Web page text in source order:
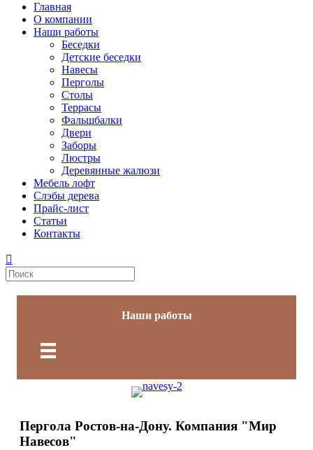
Главная
О компании
Наши работы
Беседки
Детские беседки
Навесы
Перголы
Столы
Террасы
Фальшбалки
Двери
Заборы
Люстры
Деревянные жалюзи
Мебель лофт
Слэбы дерева
Прайс-лист
Статьи
Контакты
Наши работы
Пергола Ростов-на-Дону. Компания "Мир
Навесов"